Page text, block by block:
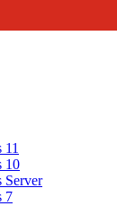
10
Server
7